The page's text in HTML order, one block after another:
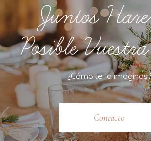
Juntos
Posible
¿Cómo te la imaginas?
Contacto